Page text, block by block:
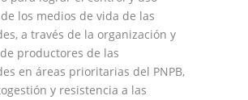
los medios de vida de las
a través de la organización y
productores de las
en áreas prioritarias del PNPB,
y resistencia a las